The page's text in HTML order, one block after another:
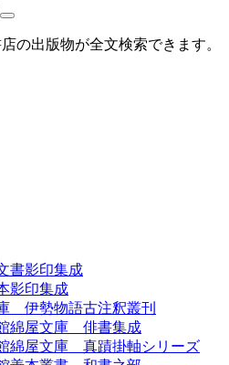
の出版物が全文検索できます。
書影印集成
影印集成
伊勢物語古注釈叢刊
綿屋文庫 俳書集成
綿屋文庫 真蹟掛軸シリーズ